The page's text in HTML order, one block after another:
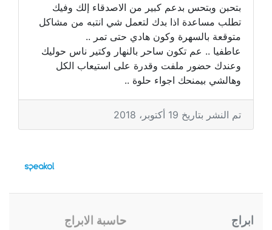
بتحبن وبتحس بدعم كبير من الاصدقاء إلك وفيك
تطلب مساعدة اذا بدك لتعمل شي انتبه من مشاكل
متوقعة بالسهرة وكون هادي حتى تمر ..
عاطفيا .. عم تكون ساحر بالنهار وكتير ناس حوليك
وعندك حضور ملفت وقدرة على استيعاب الكل
وهالشي بيمنحك اجواء حلوة ..
تم النشر بتاريخ 19 أكتوبر، 2018
ابراج حاسبة الابراج